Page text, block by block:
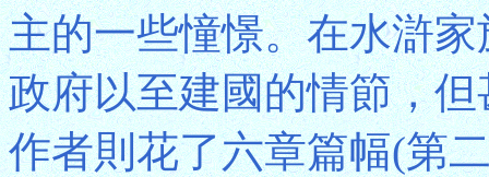
主的一些憧憬。在水滸
政府以至建國的情節，
作者則花了六章篇幅(第